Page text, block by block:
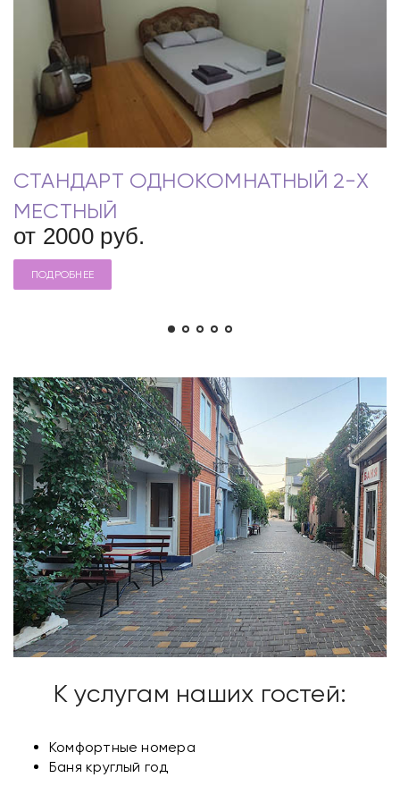
СТАНДАРТ ОДНОКОМНАТНЫЙ 2-Х
МЕСТНЫЙ
от 2000 руб.
ПОДРОБНЕЕ
К услугам наших гостей:
Комфортные номера
Баня круглый год